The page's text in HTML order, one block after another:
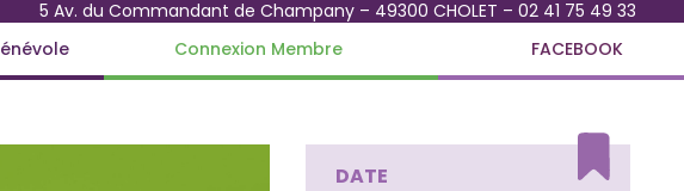
5 Av. du Commandant de Champany – 49300 CHOLET – 02 41 75 49 33
Connexion Membre FACEBOOK
DATE